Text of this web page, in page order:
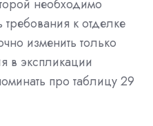
необходимо
к отделке
изменить только
в экспликации
про таблицу 29